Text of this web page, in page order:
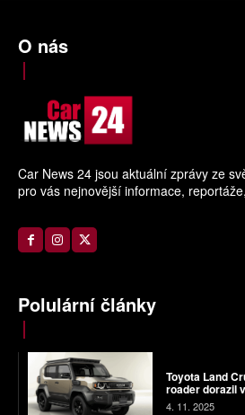
O nás
Car News 24 jsou aktuální zprávy ze
pro vás nejnovější informace,
Polulární články
Toyota Land
roader dorazil
4. 11. 2025